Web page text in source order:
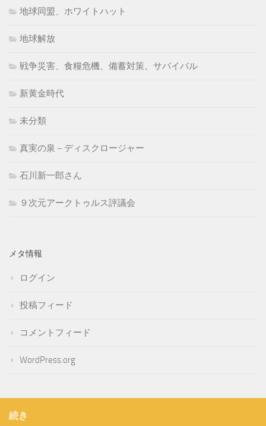
地球同盟、ホワイトハット
地球解放
戦争災害、食糧危機、備蓄対策、サバイバル
新黄金時代
未分類
真実の泉－ディスクロージャー
石川新一郎さん
９次元アークトゥルス評議会
メタ情報
ログイン
投稿フィード
コメントフィード
WordPress.org
続き